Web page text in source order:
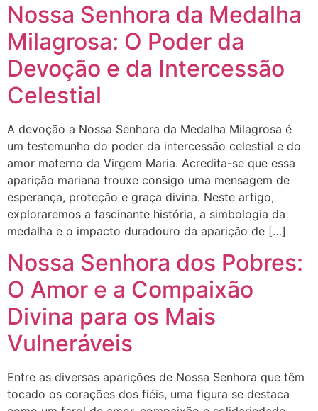
Nossa Senhora da Medalha
Milagrosa: O Poder da
Devoção e da Intercessão
Celestial
A devoção a Nossa Senhora da Medalha Milagrosa é
um testemunho do poder da intercessão celestial e do
amor materno da Virgem Maria. Acredita-se que essa
aparição mariana trouxe consigo uma mensagem de
esperança, proteção e graça divina. Neste artigo,
exploraremos a fascinante história, a simbologia da
medalha e o impacto duradouro da aparição de […]
Nossa Senhora dos Pobres:
O Amor e a Compaixão
Divina para os Mais
Vulneráveis
Entre as diversas aparições de Nossa Senhora que têm
tocado os corações dos fiéis, uma figura se destaca